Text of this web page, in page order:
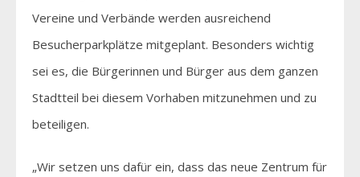
Vereine und Verbände werden ausreichend
Besucherparkplätze mitgeplant. Besonders wichtig
sei es, die Bürgerinnen und Bürger aus dem ganzen
Stadtteil bei diesem Vorhaben mitzunehmen und zu
beteiligen.
„Wir setzen uns dafür ein, dass das neue Zentrum für